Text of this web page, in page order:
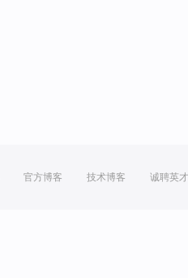
官方博客 技术博客 诚聘英才